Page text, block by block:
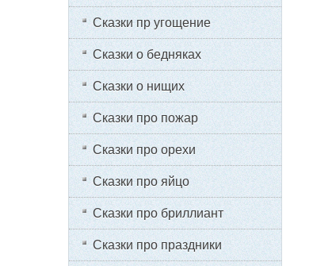
Сказки пр угощение
Сказки о бедняках
Сказки о нищих
Сказки про пожар
Сказки про орехи
Сказки про яйцо
Сказки про бриллиант
Сказки про праздники